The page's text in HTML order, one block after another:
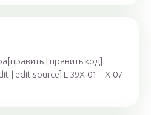
| править код]
| edit source] L-39X-01 – X-07